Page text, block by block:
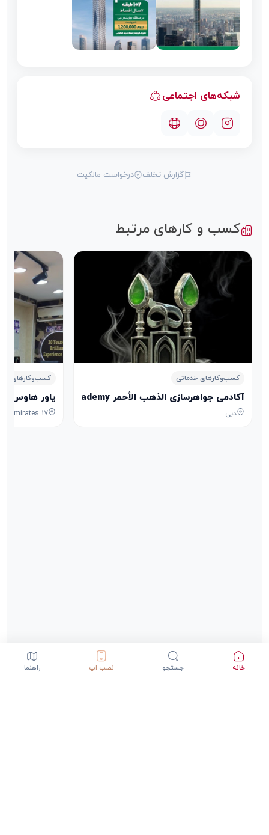
شبکه‌های اجتماعی
گزارش تخلف درخواست مالکیت
کسب و کارهای مرتبط
کسب‌وکارهای خدماتی
آکادمی جواهرسازی الذهب الأحمر Aldhahab Alahmar Jewelry Academy
دبی
کسب‌وکارهای
پاور هاوس POWER HOUSE
خانه جستجو نصب اپ راهنما